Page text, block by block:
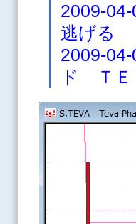
2009-
逃げる
2009-
ド ＴＥ